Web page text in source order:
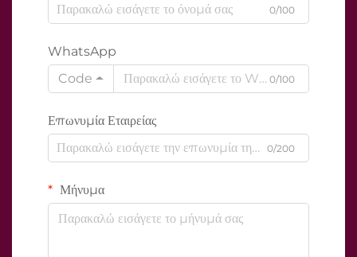
0/100
WhatsApp
Code
0/100
Επωνυμία Εταιρείας
0/200
Μήνυμα